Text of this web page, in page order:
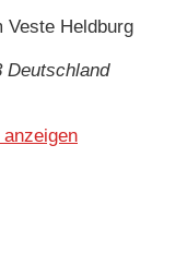
Veste Heldburg
Deutschland